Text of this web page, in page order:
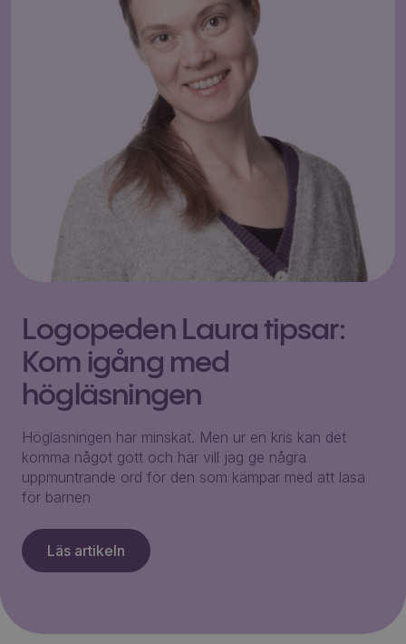
Logopeden Laura tipsar:
Kom igång med
högläsningen
Högläsningen har minskat. Men ur en kris kan det
komma något gott och här vill jag ge några
uppmuntrande ord för den som kämpar med att läsa
för barnen
Läs artikeln